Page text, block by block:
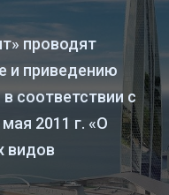
проводят
и приведению
соответствии с
2011 г. «О
видов